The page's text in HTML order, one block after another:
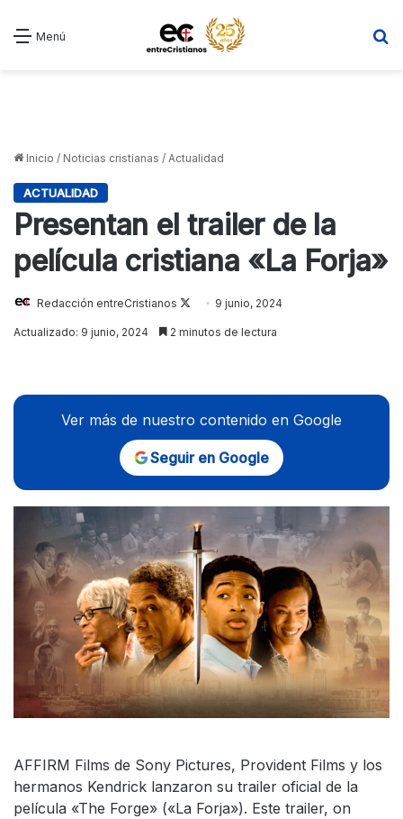
Menú
Inicio / Noticias cristianas / Actualidad
ACTUALIDAD
Presentan el trailer de la
película cristiana «La Forja»
Redacción entreCristianos
Follow9 junio, 2024
Actualizado: 9 junio, 2024 2 minutos de lectura
Ver más de nuestro contenido en Google
Seguir en Google
AFFIRM Films de Sony Pictures, Provident Films y los
hermanos Kendrick lanzaron su trailer oficial de la
película «The Forge» («La Forja»). Este trailer, on